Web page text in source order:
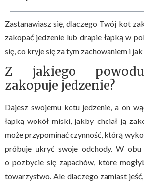
Zastanawiasz się, dlaczego Twój kot
zakopać jedzenie lub drapie łapką w
się, co kryje się za tym zachowaniem i
Z jakiego
zakopuje jedzenie?
Dajesz swojemu kotu jedzenie, a on
łapką wokół miski, jakby chciał ją
może przypominać czynność, którą
próbuje ukryć swoje odchody. W obu
o pozbycie się zapachów, które
towarzystwo. Ale dlaczego zamiast